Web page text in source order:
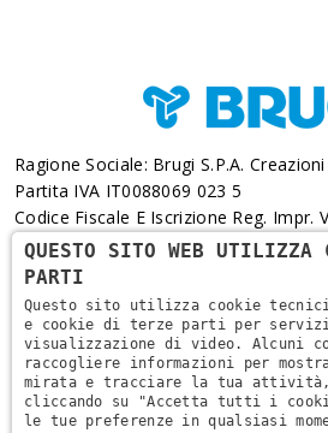
Ragione Sociale: Brugi S.p.A.
Partita IVA IT0088069 023 5
Codice Fiscale E Iscrizione Reg. Impr.
REA 166179 Verona -Cap. Soc. €
Meccanogr. VR 002505
Via L. Pasteur, 6 - 37135 - Verona
+39 045 829 9111
QUESTO SITO WEB UTILIZZA
PARTI
Questo sito utilizza cookie
e cookie di terze parti per
visualizzazione di video. Alcuni
raccogliere informazioni per
mirata e tracciare la tua
cliccando su "Accetta tutti i
le tue preferenze in qualsiasi